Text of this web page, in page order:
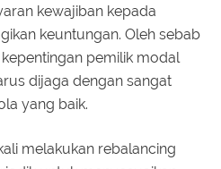
kewajiban kepada
keuntungan. Oleh sebab
pemilik modal
dijaga dengan sangat
yang baik.
melakukan rebalancing